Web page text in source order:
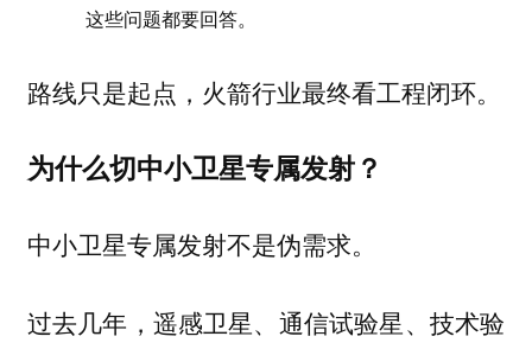
这些问题都要回答。
路线只是起点，火箭行业最终看工程闭环。
为什么切中小卫星专属发射？
中小卫星专属发射不是伪需求。
过去几年，遥感卫星、通信试验星、技术验